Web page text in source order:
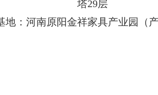
塔29层
地：河南原阳金祥家具产业园（